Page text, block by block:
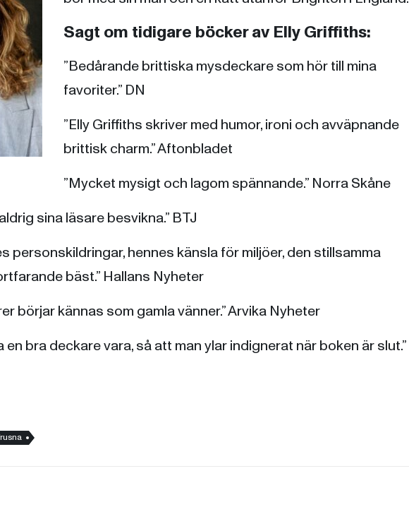
Sagt om tidigare böcker av Elly Griffiths:
”Bedårande brittiska mysdeckare som hör till mina
favoriter.” DN
”Elly Griffiths skriver med humor, ironi och avväpnande
brittisk charm.” Aftonbladet
”Mycket mysigt och lagom spännande.” Norra Skåne
sina läsare besvikna.” BTJ
personskildringar, hennes känsla för miljöer, den stillsamma
bäst.” Hallans Nyheter
börjar kännas som gamla vänner.” Arvika Nyheter
en bra deckare vara, så att man ylar indignerat när boken är slut.”